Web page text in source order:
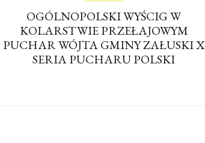
OGÓLNOPOLSKI WYŚCIG W
KOLARSTWIE PRZEŁAJOWYM
PUCHAR WÓJTA GMINY ZAŁUSKI X
SERIA PUCHARU POLSKI